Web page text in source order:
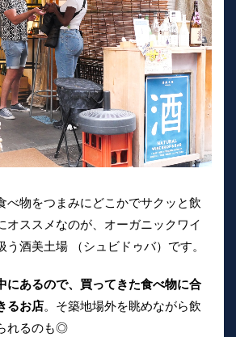
べ物をつまみにどこかでサクッと飲
オススメなのが、オーガニックワイ
う酒美土場 （シュビドゥバ）です。
にあるので、買ってきた食べ物に合
るお店。そ築地場外を眺めながら飲
れるのも◎